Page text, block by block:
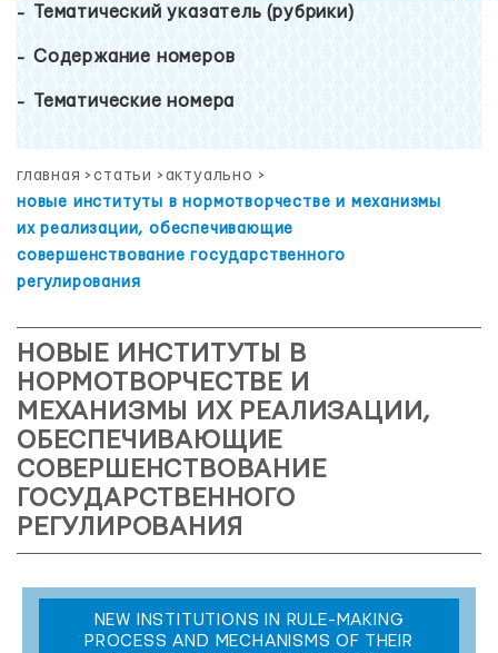
Тематический указатель (рубрики)
Содержание номеров
Тематические номера
главная >статьи >актуально >
новые институты в нормотворчестве и механизмы
их реализации, обеспечивающие
совершенствование государственного
регулирования
НОВЫЕ ИНСТИТУТЫ В
НОРМОТВОРЧЕСТВЕ И
МЕХАНИЗМЫ ИХ РЕАЛИЗАЦИИ,
ОБЕСПЕЧИВАЮЩИЕ
СОВЕРШЕНСТВОВАНИЕ
ГОСУДАРСТВЕННОГО
РЕГУЛИРОВАНИЯ
NEW INSTITUTIONS IN RULE-MAKING
PROCESS AND MECHANISMS OF THEIR